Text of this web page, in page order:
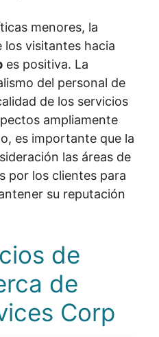
menores, la
los visitantes hacia
es positiva. La
del personal de
de los servicios
ampliamente
es importante que la
las áreas de
por los clientes para
su reputación
de
de
Corp